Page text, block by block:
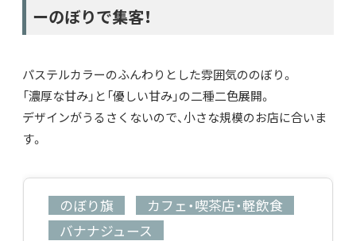
ーのぼりで集客！
パステルカラーのふんわりとした雰囲気ののぼり。
「濃厚な甘み」と「優しい甘み」の二種二色展開。
デザインがうるさくないので、小さな規模のお店に合いま
す。
のぼり旗
カフェ・喫茶店・軽飲食
バナナジュース